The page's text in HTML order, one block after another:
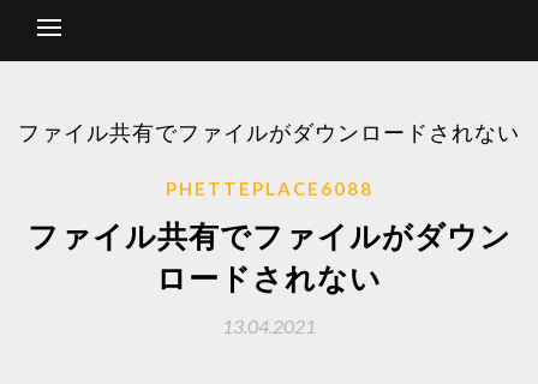
ファイル共有でファイルがダウンロードされない
PHETTEPLACE6088
ファイル共有でファイルがダウン
ロードされない
13.04.2021